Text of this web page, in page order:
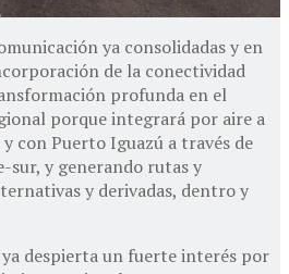
ya consolidadas y en
de la conectividad
profunda en el
porque integrará por aire a
y con Puerto Iguazú a través de
sur, y generando rutas y
y derivadas, dentro y
despierta un fuerte interés por